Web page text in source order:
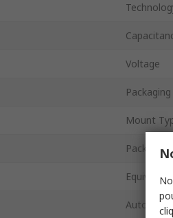
Voltage
Packaging
Mount
Package/